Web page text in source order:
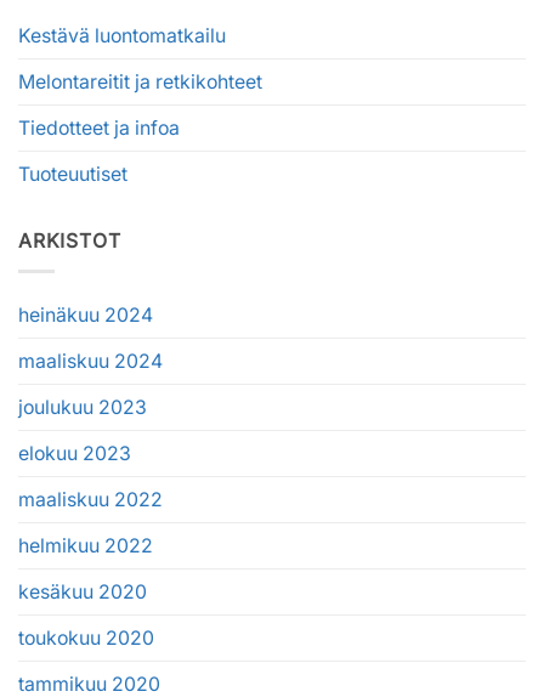
Kestävä luontomatkailu
Melontareitit ja retkikohteet
Tiedotteet ja infoa
Tuoteuutiset
ARKISTOT
heinäkuu 2024
maaliskuu 2024
joulukuu 2023
elokuu 2023
maaliskuu 2022
helmikuu 2022
kesäkuu 2020
toukokuu 2020
tammikuu 2020